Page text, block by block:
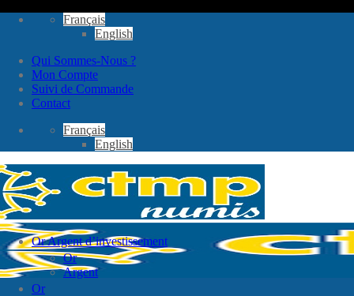
Passer
Français
English
Qui Sommes-Nous ?
Mon Compte
Suivi de Commande
Contact
Français
English
Or Argent d’investissement
Or
Argent
Or